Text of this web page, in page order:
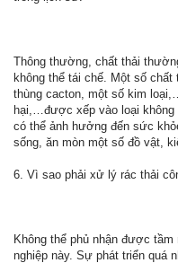
Thông thường, chất thải
không thể tái chế. Một số chất
thùng cacton, một số kim
hại,…được xếp vào loại không
có thể ảnh hưởng đến sức
sống, ăn mòn một số đồ vật,
6. Vì sao phải xử lý rác thải
Không thể phủ nhận được
nghiệp này. Sự phát triển quá